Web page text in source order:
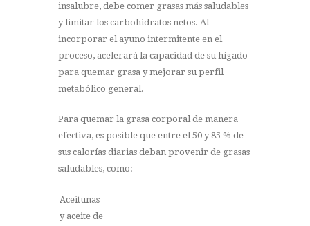
insalubre, debe comer grasas más saludables
y limitar los carbohidratos netos. Al
incorporar el ayuno intermitente en el
proceso, acelerará la capacidad de su hígado
para quemar grasa y mejorar su perfil
metabólico general.
Para quemar la grasa corporal de manera
efectiva, es posible que entre el 50 y 85 % de
sus calorías diarias deban provenir de grasas
saludables, como:
Aceitunas
y aceite de